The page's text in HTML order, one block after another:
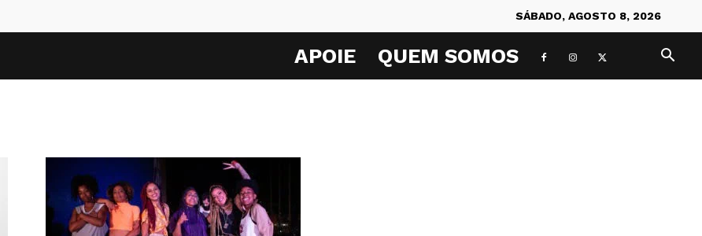
SÁBADO, AGOSTO 8, 2026
APOIE QUEM SOMOS